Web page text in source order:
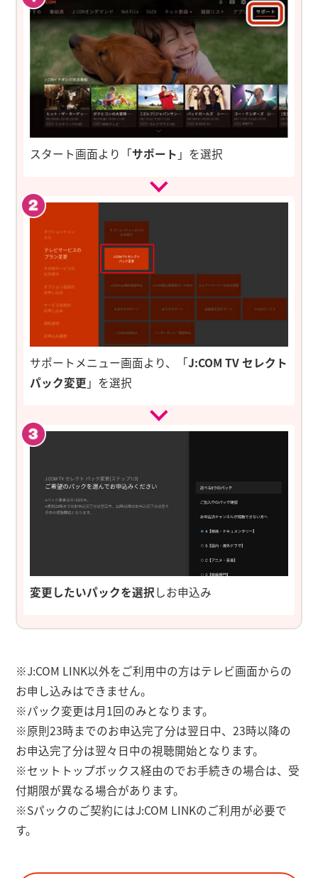
スタート画面より「サポート 」を選択
サポートメニュー画面より、「J:COM TV セレクト
パック変更 」を選択
変更したいパックを選択しお申込み
※J:COM LINK以外をご利用中の方はテレビ画面からの
お申し込みはできません。
※パック変更は月1回のみとなります。
※原則23時までのお申込完了分は翌日中、23時以降の
お申込完了分は翌々日中の視聴開始となります。
※セットトップボックス経由のでお手続きの場合は、受
付期限が異なる場合があります。
※Sパックのご契約にはJ:COM LINKのご利用が必要で
す。